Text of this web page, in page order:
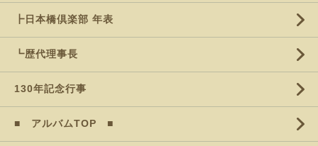
┣日本橋倶楽部 年表
┗歴代理事長
130年記念行事
■ アルバムTOP ■